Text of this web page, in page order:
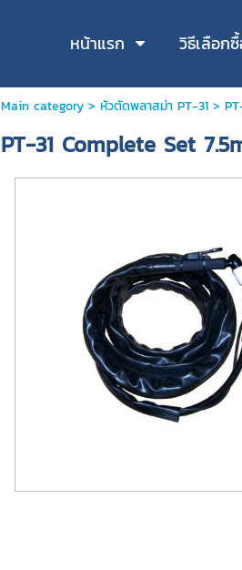
หน้าแรก วิธีเลือก
Main category> หัวตัดพลาสม่า PT-31>
PT-31 Complete Set